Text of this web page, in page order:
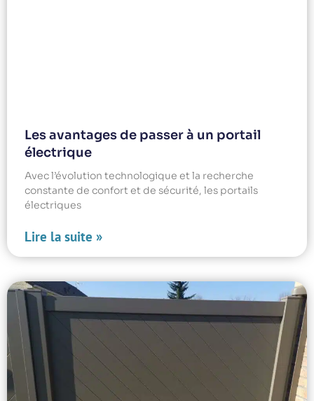
Les avantages de passer à un portail
électrique
Avec l’évolution technologique et la recherche
constante de confort et de sécurité, les portails
électriques
Lire la suite »